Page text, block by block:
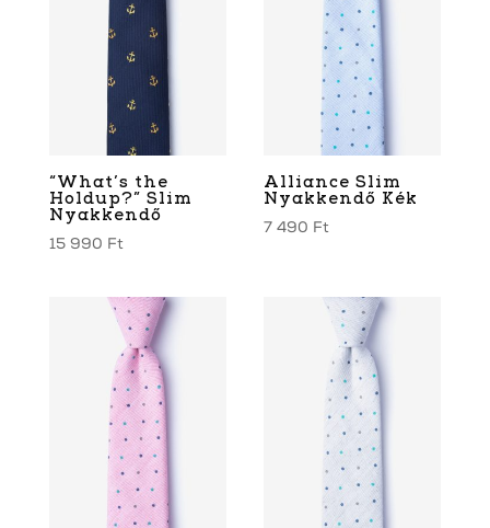
“What’s the
Holdup?” Slim
Nyakkendő
15 990 Ft
Alliance Slim
Nyakkendő Kék
7 490 Ft